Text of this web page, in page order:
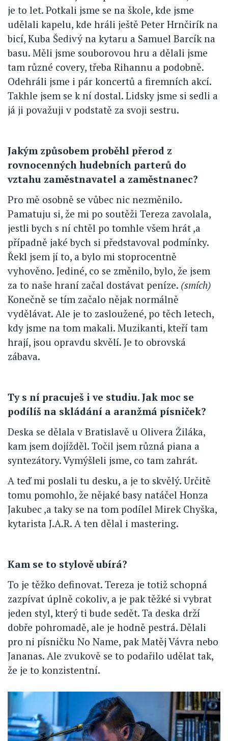
je to let. Potkali jsme se na škole, kde jsme
udělali kapelu, kde hráli ještě Peter Hrnčirík na
bicí, Kuba Šedivý na kytaru a Samuel Barcík na
basu. Měli jsme souborovou hru a dělali jsme
tam různé covery, třeba Rihannu a podobně.
Odehráli jsme i pár koncertů a firemních akcí.
Takhle jsem se k ní dostal. Lidsky jsme si sedli a
já ji považuji v podstatě za svoji sestru.
Jakým způsobem proběhl přerod z
rovnocenných hudebních parterů do
vztahu zaměstnavatel a zaměstnanec?
Pro mě osobně se vůbec nic nezměnilo.
Pamatuju si, že mi po soutěži Tereza zavolala,
jestli bych s ní chtěl po tomhle všem hrát ,a
případně jaké bych si představoval podmínky.
Řekl jsem jí to, a bylo mi stoprocentně
vyhověno. Jediné, co se změnilo, bylo, že jsem
za to naše hraní začal dostávat peníze. (smích)
Konečně se tím začalo nějak normálně
vydělávat. Ale je to zasloužené, po těch letech,
kdy jsme na tom makali. Muzikanti, kteří tam
hrají, jsou opravdu skvělí. Je to obrovská
zábava.
Ty s ní pracuješ i ve studiu. Jak moc se
podílíš na skládání a aranžmá písniček?
Deska se dělala v Bratislavě u Olivera Žiláka,
kam jsem dojížděl. Točil jsem různá piana a
syntezátory. Vymýšleli jsme, co tam zahrát.
A teď mi poslali tu desku, a je to skvělý. Určitě
tomu pomohlo, že nějaké basy natáčel Honza
Jakubec ,a taky se na tom podílel Mirek Chyška,
kytarista J.A.R. A ten dělal i mastering.
Kam se to stylově ubírá?
To je těžko definovat. Tereza je totiž schopná
zazpívat úplně cokoliv, a je pak těžké si vybrat
jeden styl, který ti bude sedět. Ta deska drží
dobře pohromadě, ale je hodně pestrá. Dělali
pro ni písničku No Name, pak Matěj Vávra nebo
Jananas. Ale zvukově se to podařilo udělat tak,
že je to konzistentní.